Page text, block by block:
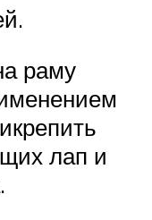
раму
лап и